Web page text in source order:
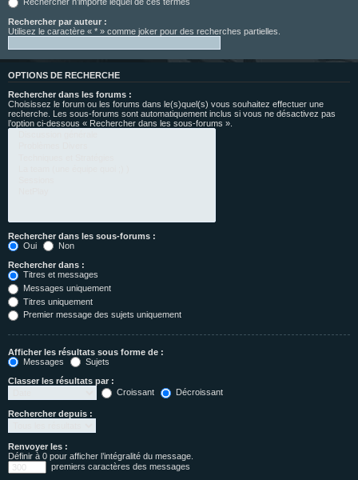
Rechercher par auteur :
Utilisez le caractère « * » comme joker pour des recherches partielles.
OPTIONS DE RECHERCHE
Rechercher dans les forums :
Choisissez le forum ou les forums dans le(s)quel(s) vous souhaitez effectuer une
recherche. Les sous-forums sont automatiquement inclus si vous ne désactivez pas
l’option ci-dessous « Rechercher dans les sous-forums ».
Rechercher dans les sous-forums :
Oui
Non
Rechercher dans :
Titres et messages
Messages uniquement
Titres uniquement
Premier message des sujets uniquement
Afficher les résultats sous forme de :
Messages
Sujets
Classer les résultats par :
Croissant
Décroissant
Rechercher depuis :
Renvoyer les :
Définir à 0 pour afficher l’intégralité du message.
premiers caractères des messages